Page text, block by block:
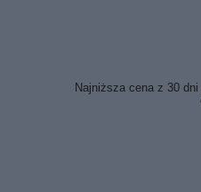
Najniższa cena z 30